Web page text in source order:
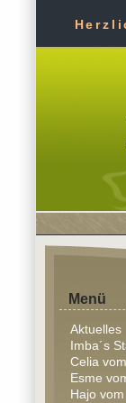
Menü
Aktuelles
Imba´s
Celia
Esme
Hajo